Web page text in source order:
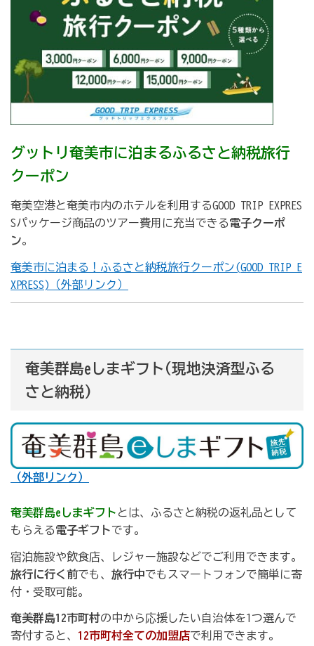
グットリ奄美市に泊まるふるさと納税旅行
クーポン
奄美空港と奄美市内のホテルを利用するGOOD TRIP EXPRES
Sパッケージ商品のツアー費用に充当できる電子クーポ
ン。
奄美市に泊まる！ふるさと納税旅行クーポン(GOOD TRIP E
XPRESS)（外部リンク）
奄美群島eしまギフト (現地決済型ふる
さと納税)
（外部リンク）
奄美群島eしまギフト とは、ふるさと納税の返礼品として
もらえる電子ギフトです。
宿泊施設や飲食店、レジャー施設などでご利用できます。
旅行に行く前でも、 旅行中でもスマートフォンで簡単に寄
付・受取可能。
奄美群島12市町村の中から応援したい自治体を1つ選んで
寄付すると、 12市町村全ての加盟店で利用できます。